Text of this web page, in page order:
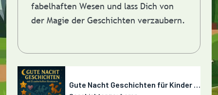
fabelhaften Wesen und lass Dich von
der Magie der Geschichten verzaubern.